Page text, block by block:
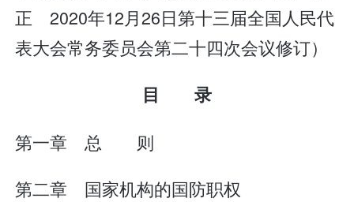
正 2020年12月26日第十三届全国人民代
表大会常务委员会第二十四次会议修订）
目 录
第一章 总 则
第二章 国家机构的国防职权